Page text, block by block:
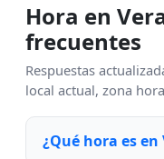
Hora en
frecuentes
Respuestas
local actual, zona
¿Qué hora es